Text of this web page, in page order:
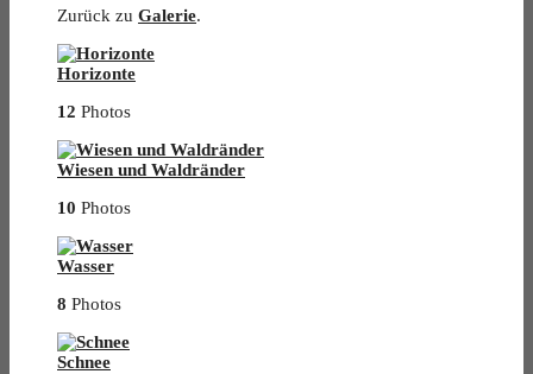
Zurück zu Galerie.
Horizonte
12 Photos
Wiesen und Waldränder
10 Photos
Wasser
8 Photos
Schnee